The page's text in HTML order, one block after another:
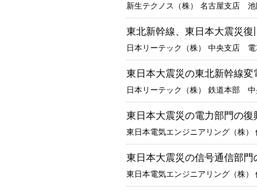
新生テクノス（株） 名古屋支店
東北新幹線、東日本大震災復
日本リーテック（株） 中央支
東日本大震災の東北新幹線
日本リーテック（株） 鉄道本部
東日本大震災の電力部門の復
東日本電気エンジニアリング（
東日本大震災の信号通信部門
東日本電気エンジニアリング（